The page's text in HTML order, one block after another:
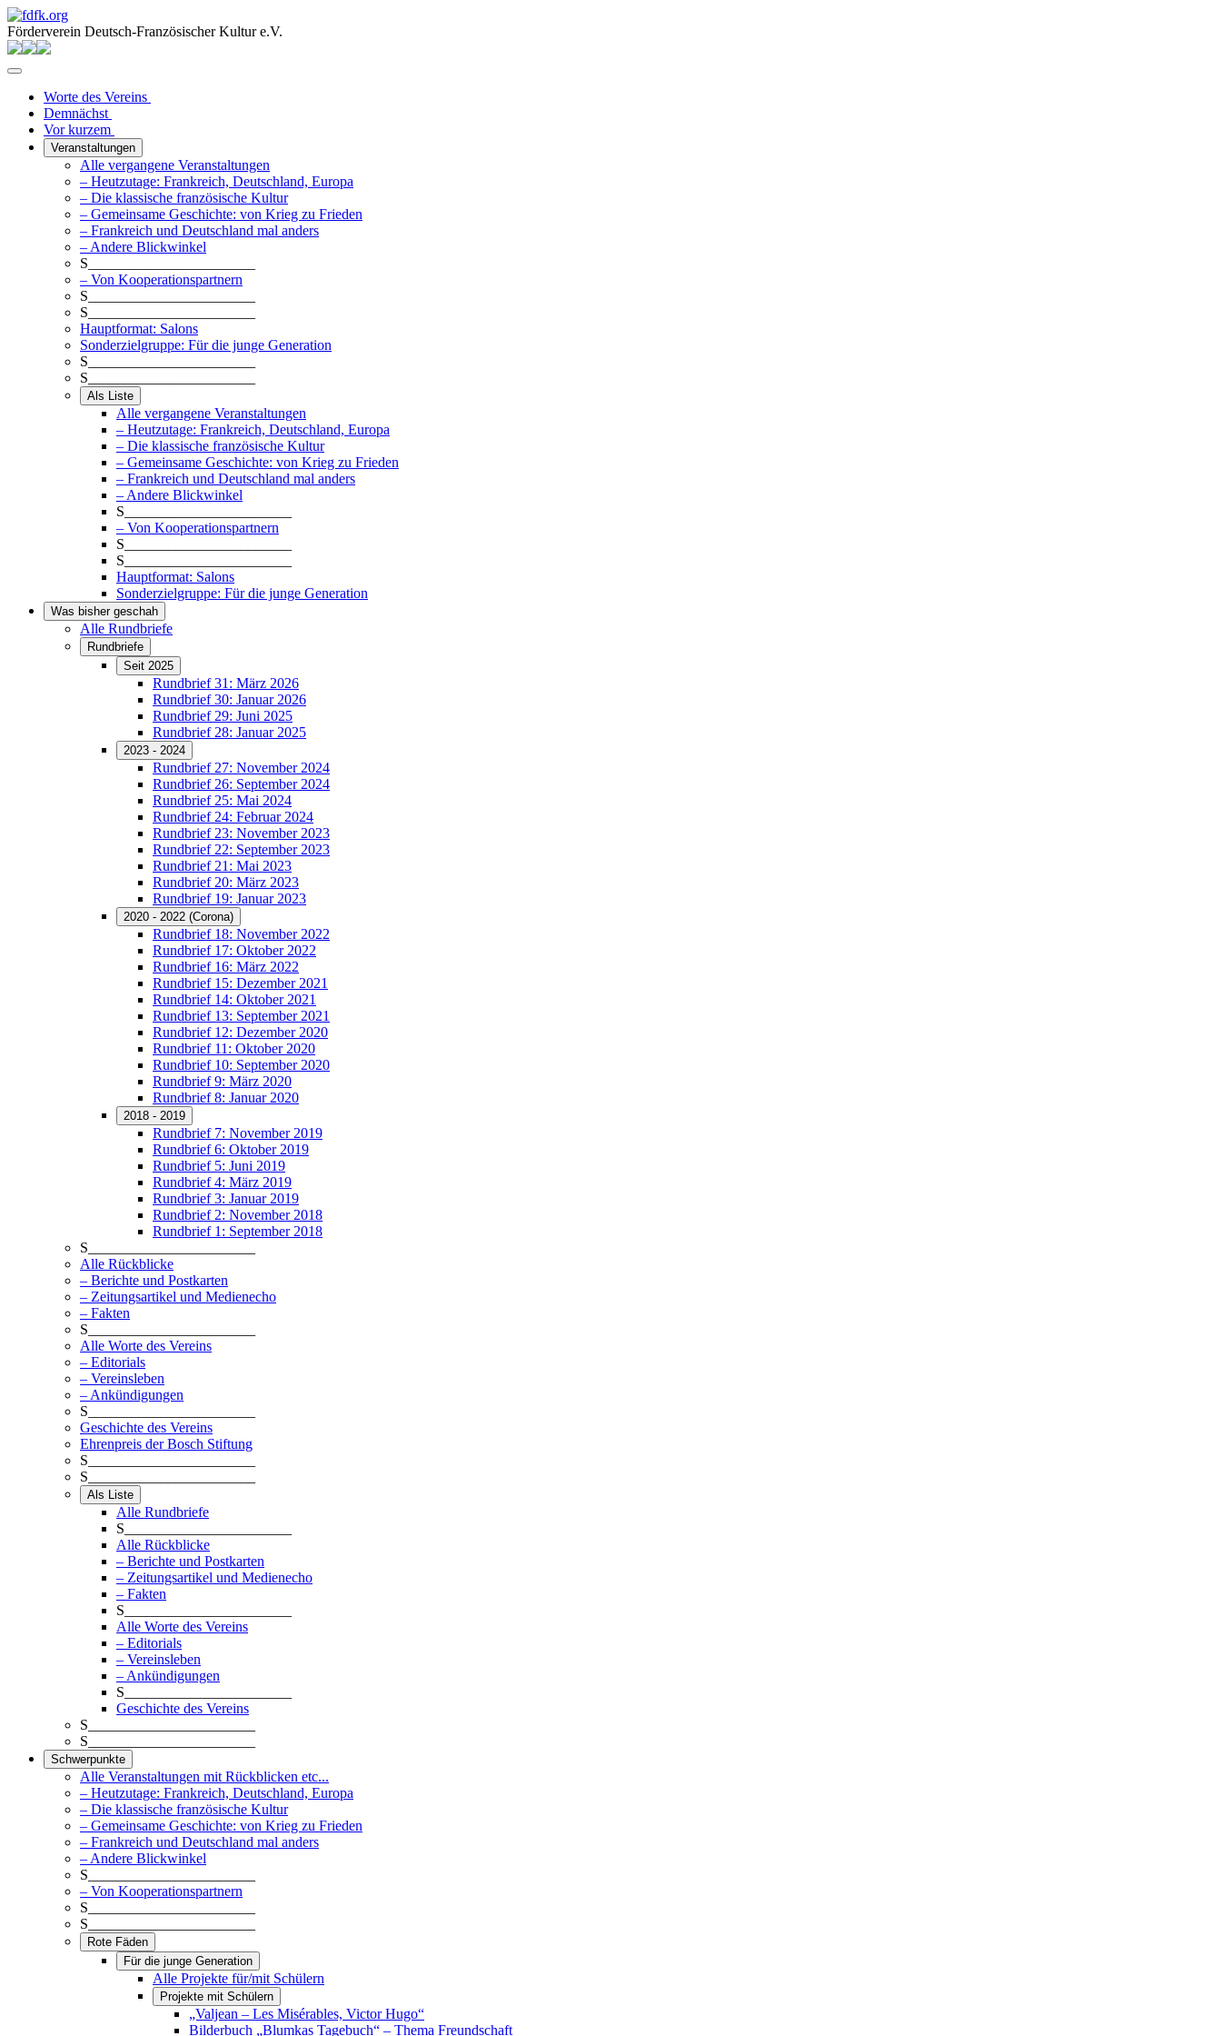
Förderverein Deutsch-Französischer Kultur e.V.
Worte des Vereins
Demnächst
Vor kurzem
Veranstaltungen
Alle vergangene Veranstaltungen
– Heutzutage: Frankreich, Deutschland, Europa
– Die klassische französische Kultur
– Gemeinsame Geschichte: von Krieg zu Frieden
– Frankreich und Deutschland mal anders
– Andere Blickwinkel
S_______________________
– Von Kooperationspartnern
S_______________________
S_______________________
Hauptformat: Salons
Sonderzielgruppe: Für die junge Generation
S_______________________
S_______________________
Als Liste
Alle vergangene Veranstaltungen
– Heutzutage: Frankreich, Deutschland, Europa
– Die klassische französische Kultur
– Gemeinsame Geschichte: von Krieg zu Frieden
– Frankreich und Deutschland mal anders
– Andere Blickwinkel
S_______________________
– Von Kooperationspartnern
S_______________________
S_______________________
Hauptformat: Salons
Sonderzielgruppe: Für die junge Generation
Was bisher geschah
Alle Rundbriefe
Rundbriefe
Seit 2025
Rundbrief 31: März 2026
Rundbrief 30: Januar 2026
Rundbrief 29: Juni 2025
Rundbrief 28: Januar 2025
2023 - 2024
Rundbrief 27: November 2024
Rundbrief 26: September 2024
Rundbrief 25: Mai 2024
Rundbrief 24: Februar 2024
Rundbrief 23: November 2023
Rundbrief 22: September 2023
Rundbrief 21: Mai 2023
Rundbrief 20: März 2023
Rundbrief 19: Januar 2023
2020 - 2022 (Corona)
Rundbrief 18: November 2022
Rundbrief 17: Oktober 2022
Rundbrief 16: März 2022
Rundbrief 15: Dezember 2021
Rundbrief 14: Oktober 2021
Rundbrief 13: September 2021
Rundbrief 12: Dezember 2020
Rundbrief 11: Oktober 2020
Rundbrief 10: September 2020
Rundbrief 9: März 2020
Rundbrief 8: Januar 2020
2018 - 2019
Rundbrief 7: November 2019
Rundbrief 6: Oktober 2019
Rundbrief 5: Juni 2019
Rundbrief 4: März 2019
Rundbrief 3: Januar 2019
Rundbrief 2: November 2018
Rundbrief 1: September 2018
S_______________________
Alle Rückblicke
– Berichte und Postkarten
– Zeitungsartikel und Medienecho
– Fakten
S_______________________
Alle Worte des Vereins
– Editorials
– Vereinsleben
– Ankündigungen
S_______________________
Geschichte des Vereins
Ehrenpreis der Bosch Stiftung
S_______________________
S_______________________
Als Liste
Alle Rundbriefe
S_______________________
Alle Rückblicke
– Berichte und Postkarten
– Zeitungsartikel und Medienecho
– Fakten
S_______________________
Alle Worte des Vereins
– Editorials
– Vereinsleben
– Ankündigungen
S_______________________
Geschichte des Vereins
S_______________________
S_______________________
Schwerpunkte
Alle Veranstaltungen mit Rückblicken etc...
– Heutzutage: Frankreich, Deutschland, Europa
– Die klassische französische Kultur
– Gemeinsame Geschichte: von Krieg zu Frieden
– Frankreich und Deutschland mal anders
– Andere Blickwinkel
S_______________________
– Von Kooperationspartnern
S_______________________
S_______________________
Rote Fäden
Für die junge Generation
Alle Projekte für/mit Schülern
Projekte mit Schülern
„Valjean – Les Misérables, Victor Hugo“
Bilderbuch „Blumkas Tagebuch“ – Thema Freundschaft